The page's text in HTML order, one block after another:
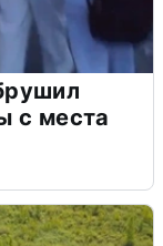
с места